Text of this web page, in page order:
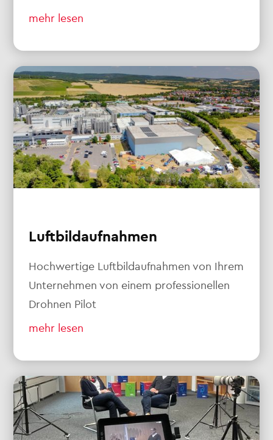
mehr lesen
Luftbildaufnahmen
Hochwertige Luftbildaufnahmen von Ihrem
Unternehmen von einem professionellen
Drohnen Pilot
mehr lesen